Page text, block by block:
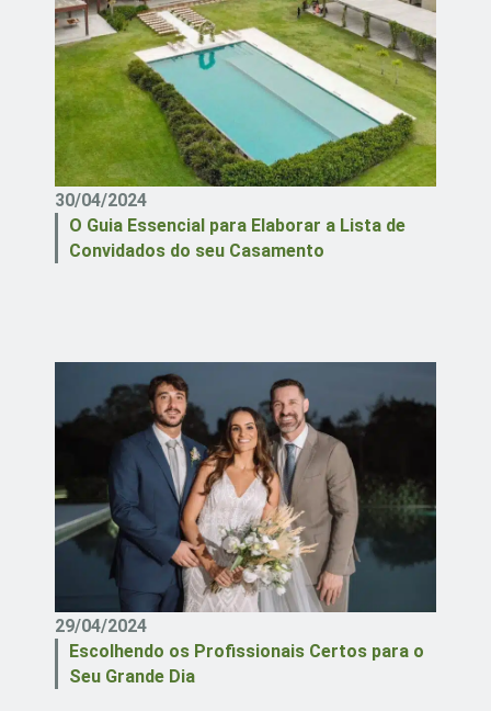
30/04/2024
O Guia Essencial para Elaborar a Lista de
Convidados do seu Casamento
29/04/2024
Escolhendo os Profissionais Certos para o
Seu Grande Dia